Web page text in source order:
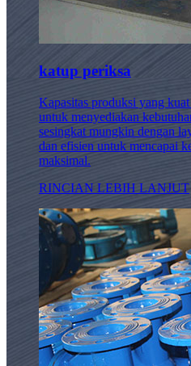
katup periksa
Kapasitas produksi yang
untuk menyediakan
sesingkat mungkin dengan
dan efisien untuk mencapai
maksimal.
RINCIAN LEBIH LANJUT